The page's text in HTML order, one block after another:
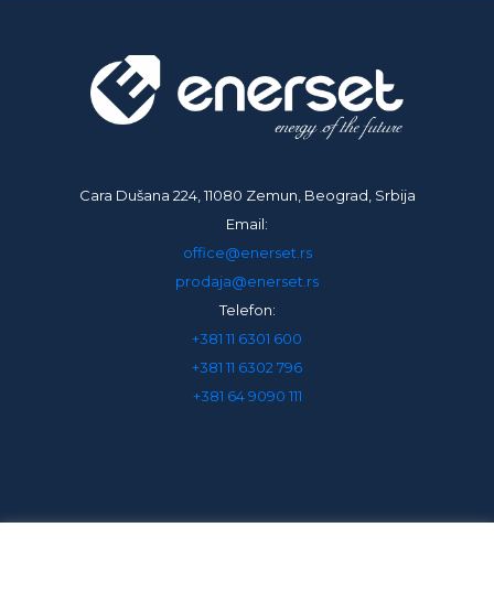
Cara Dušana 224, 11080 Zemun, Beograd, Srbija
Email:
office@enerset.rs
prodaja@enerset.rs
Telefon:
+381 11 6301 600
+381 11 6302 796
+381 64 9090 111